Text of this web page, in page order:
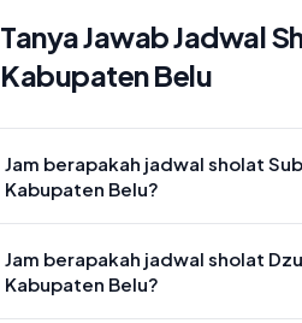
Tanya Jawab Jadwal
Kabupaten Belu
Jam berapakah jadwal sholat
Kabupaten Belu?
Jam berapakah jadwal sholat
Kabupaten Belu?